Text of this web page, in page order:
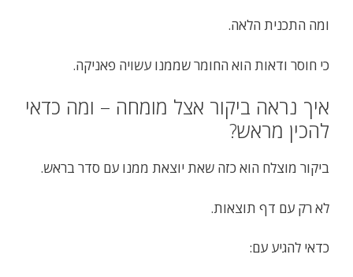
ומה התכנית הלאה.
כי חוסר ודאות הוא החומר שממנו עשויה פאניקה.
איך נראה ביקור אצל מומחה – ומה כדאי
להכין מראש?
ביקור מוצלח הוא כזה שאת יוצאת ממנו עם סדר בראש.
לא רק עם דף תוצאות.
כדאי להגיע עם: